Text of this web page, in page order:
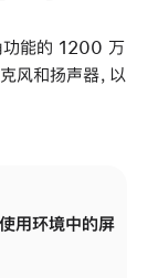
功能的 1200 万
风和扬声器，以
用环境中的屏